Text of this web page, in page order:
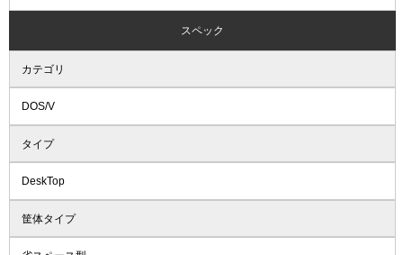
スペック
カテゴリ
DOS/V
タイプ
DeskTop
筐体タイプ